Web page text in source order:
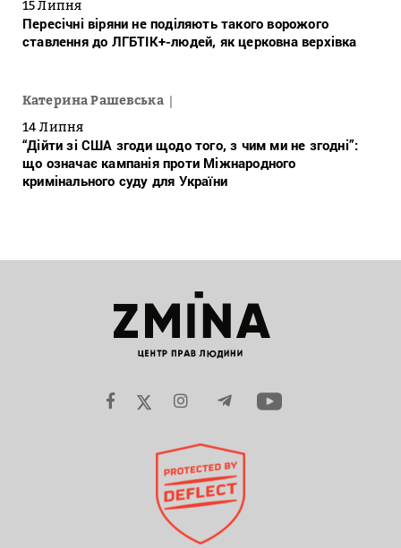
15 Липня
Пересічні віряни не поділяють такого ворожого
ставлення до ЛГБТІК+-людей, як церковна верхівка
Катерина Рашевська
14 Липня
“Дійти зі США згоди щодо того, з чим ми не згодні”:
що означає кампанія проти Міжнародного
кримінального суду для України